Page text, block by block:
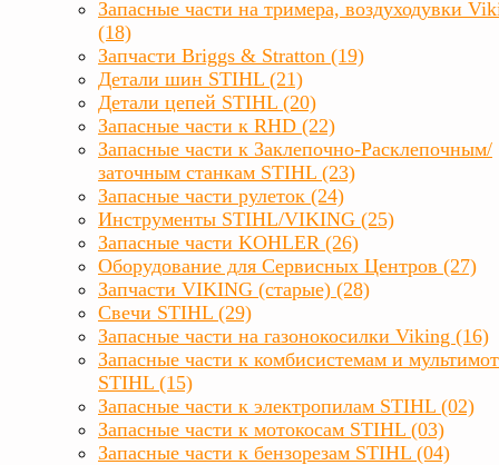
Запасные части на тримера, воздуходувки
(18)
Запчасти Briggs & Stratton (19)
Детали шин STIHL (21)
Детали цепей STIHL (20)
Запасные части к RHD (22)
Запасные части к Заклепочно-Расклепочным/
заточным станкам STIHL (23)
Запасные части рулеток (24)
Инструменты STIHL/VIKING (25)
Запасные части KOHLER (26)
Оборудование для Сервисных Центров (27)
Запчасти VIKING (старые) (28)
Свечи STIHL (29)
Запасные части на газонокосилки Viking (16)
Запасные части к комбисистемам и
STIHL (15)
Запасные части к электропилам STIHL (02)
Запасные части к мотокосам STIHL (03)
Запасные части к бензорезам STIHL (04)